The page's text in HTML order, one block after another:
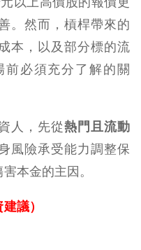
。然而，槓桿帶來的
本，以及部分標的流
必須充分了解的關
人，先從熱門且流動
風險承受能力調整保
本金的主因。
議）